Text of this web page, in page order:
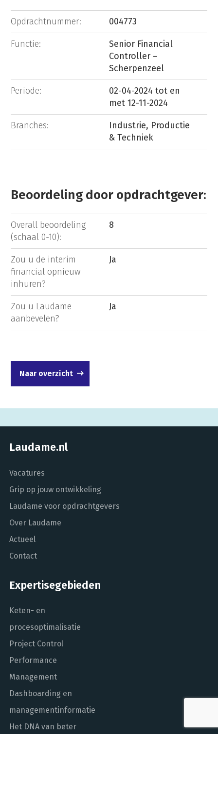
Opdrachtnummer: 004773
Functie:
Senior Financial
Controller –
Scherpenzeel
Periode:
02-04-2024 tot en
met 12-11-2024
Branches:
Industrie, Productie
& Techniek
Beoordeling door opdrachtgever:
Overall beoordeling
(schaal 0-10):
8
Zou u de interim
financial opnieuw
inhuren?
Ja
Zou u Laudame
aanbevelen?
Ja
Naar overzicht
Laudame.nl
Vacatures
Grip op jouw ontwikkeling
Laudame voor opdrachtgevers
Over Laudame
Actueel
Contact
Expertisegebieden
Keten- en
procesoptimalisatie
Project Control
Performance
Management
Dashboarding en
managementinformatie
Het DNA van beter